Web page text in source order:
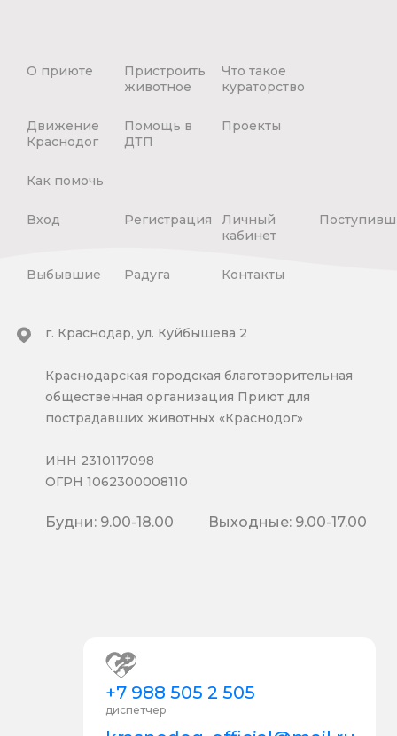
О приюте
Пристроить
животное
Что такое
кураторство
Движение
Краснодог
Помощь в
ДТП
Проекты
Как помочь
Вход Регистрация
Личный
кабинет
Выбывшие Радуга Контакты
+7 988 505 2 505
диспетчер
г. Краснодар, ул. Куйбышева 2
Краснодарская городская благотворительная
общественная организация Приют для
пострадавших животных «Краснодог»
ИНН 2310117098
ОГРН 1062300008110
Будни: 9.00-18.00 Выходные: 9.00-17.00